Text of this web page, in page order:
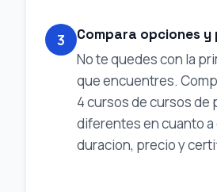
3 Compara opciones y
No te quedes con la
que encuentres.
4 cursos de cursos de
diferentes en cuanto
duracion, precio y